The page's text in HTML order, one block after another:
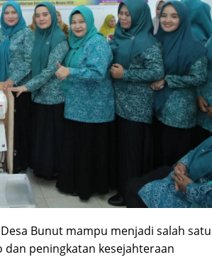
Bunut mampu menjadi salah satu
peningkatan kesejahteraan